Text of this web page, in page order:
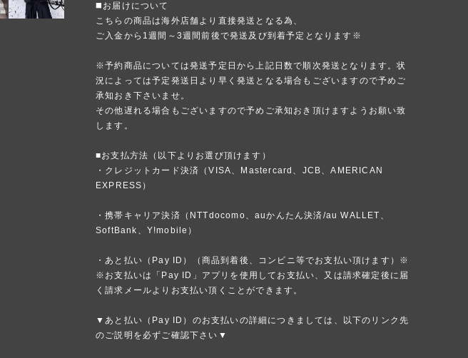
◼️お届けについて
こちらの商品は海外店舗より直接発送となる為、
ご入金から1週間～3週間前後で発送及び到着予定となります※
※予約商品については発送予定日から上記日数で順次発送となります。状
況によっては予定発送日より早く発送となる場合もございますので予めご
承知おき下さいませ。
その他遅れる場合もございますので予めご承知おき頂けますようお願い致
します。
■お支払方法（以下よりお選び頂けます）
・クレジットカード決済（VISA、Mastercard、JCB、AMERICAN
EXPRESS）
・携帯キャリア決済（NTTdocomo、auかんたん決済/au WALLET、
SoftBank、Y!mobile）
・あと払い（Pay ID）（商品到着後、コンビニ等でお支払い頂けます）※
※お支払いは「Pay ID」アプリを使用してお支払い、又は請求確定後に届
く請求メールよりお支払い頂くことができます。
▼あと払い（Pay ID）のお支払いの詳細につきましては、以下のリンク先
のご説明を必ずご確認下さい▼